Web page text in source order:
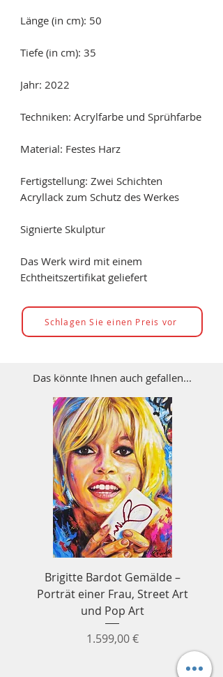
Länge (in cm): 50
Tiefe (in cm): 35
Jahr: 2022
Techniken: Acrylfarbe und Sprühfarbe
Material: Festes Harz
Fertigstellung: Zwei Schichten
Acryllack zum Schutz des Werkes
Signierte Skulptur
Das Werk wird mit einem
Echtheitszertifikat geliefert
Schlagen Sie einen Preis vor
Das könnte Ihnen auch gefallen...
Brigitte Bardot Gemälde –
Porträt einer Frau, Street Art
und Pop Art
Preis
1.599,00 €